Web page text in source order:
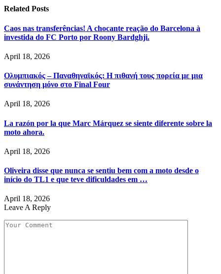
Related Posts
Caos nas transferências! A chocante reação do Barcelona à
investida do FC Porto por Roony Bardghji.
April 18, 2026
Ολυμπιακός – Παναθηναϊκός: Η πιθανή τους πορεία με μια
συνάντηση μόνο στο Final Four
April 18, 2026
La razón por la que Marc Márquez se siente diferente sobre la
moto ahora.
April 18, 2026
Oliveira disse que nunca se sentiu bem com a moto desde o
início do TL1 e que teve dificuldades em …
April 18, 2026
Leave A Reply